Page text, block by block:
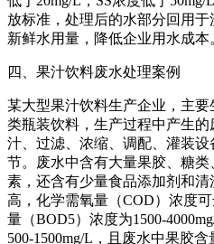
放标准，处理后的水部分回用
新鲜水用量，降低企业用水成本
四、果汁饮料废水处理案例
某大型果汁饮料生产企业，主
类瓶装饮料，生产过程中产生
汁、过滤、浓缩、调配、灌装
节。废水中含有大量果胶、糖
素，还含有少量食品添加剂和
高，化学需氧量（COD）浓度
量（BOD5）浓度为1500-
500-1500mg/L，且废水中果胶